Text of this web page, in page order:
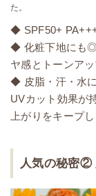
た。
◆ SPF50+
◆ 化粧下地にも◎
ヤ感とトーンアッ
◆ 皮脂・汗・水
UVカット効果が
上がりをキープし
人気の秘密②